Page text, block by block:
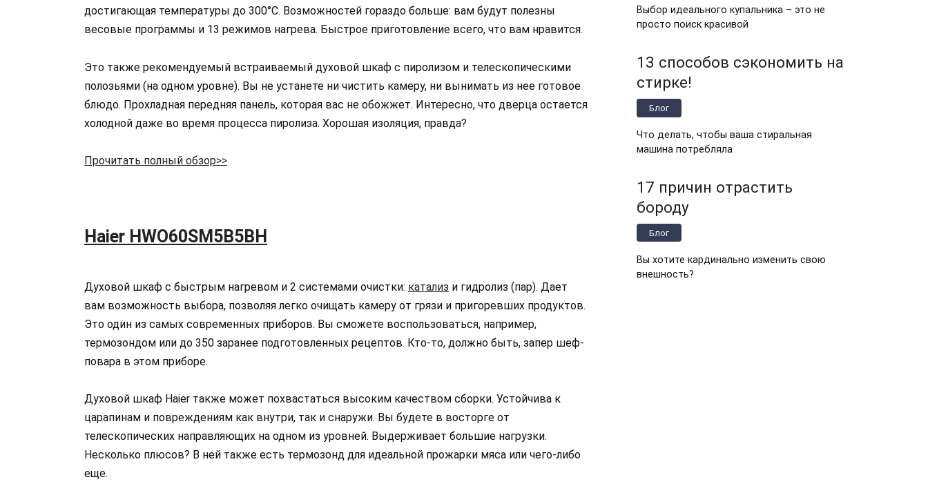
достигающая температуры до 300°C. Возможностей гораздо больше: вам будут полезны
весовые программы и 13 режимов нагрева. Быстрое приготовление всего, что вам нравится.
Это также рекомендуемый встраиваемый духовой шкаф с пиролизом и телескопическими
полозьями (на одном уровне). Вы не устанете ни чистить камеру, ни вынимать из нее готовое
блюдо. Прохладная передняя панель, которая вас не обожжет. Интересно, что дверца остается
холодной даже во время процесса пиролиза. Хорошая изоляция, правда?
Прочитать полный обзор>>
Haier HWO60SM5B5BH
Духовой шкаф с быстрым нагревом и 2 системами очистки: катализ и гидролиз (пар). Дает
вам возможность выбора, позволяя легко очищать камеру от грязи и пригоревших продуктов.
Это один из самых современных приборов. Вы сможете воспользоваться, например,
термозондом или до 350 заранее подготовленных рецептов. Кто-то, должно быть, запер шеф-
повара в этом приборе.
Духовой шкаф Haier также может похвастаться высоким качеством сборки. Устойчива к
царапинам и повреждениям как внутри, так и снаружи. Вы будете в восторге от
телескопических направляющих на одном из уровней. Выдерживает большие нагрузки.
Несколько плюсов? В ней также есть термозонд для идеальной прожарки мяса или чего-либо
еще.
Выбор идеального купальника – это не
просто поиск красивой
13 способов сэкономить на
стирке!
Блог
Что делать, чтобы ваша стиральная
машина потребляла
17 причин отрастить
бороду
Блог
Вы хотите кардинально изменить свою
внешность?